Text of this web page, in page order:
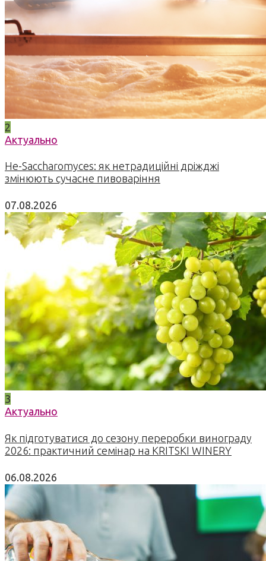
2
Актуально
Не-Saccharomyces: як нетрадиційні дріжджі
змінюють сучасне пивоваріння
07.08.2026
3
Актуально
Як підготуватися до сезону переробки винограду
2026: практичний семінар на KRITSKI WINERY
06.08.2026